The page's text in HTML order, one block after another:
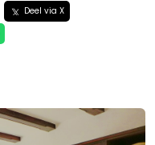
Deel via X